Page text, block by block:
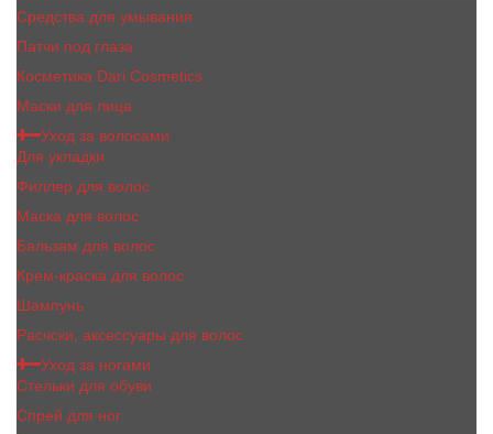
Средства для умывания
Патчи под глаза
Косметика Dari Cosmetics
Маски для лица
Уход за волосами
Для укладки
Филлер для волос
Маска для волос
Бальзам для волос
Крем-краска для волос
Шампунь
Расчски, аксессуары для волос
Уход за ногами
Стельки для обуви
Спрей для ног